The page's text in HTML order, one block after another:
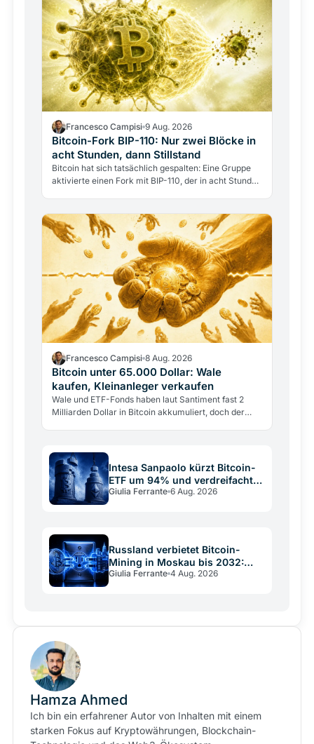
Francesco Campisi 9 Aug. 2026
Bitcoin-Fork BIP-110: Nur zwei Blöcke in
acht Stunden, dann Stillstand
Bitcoin hat sich tatsächlich gespalten: Eine Gruppe
aktivierte einen Fork mit BIP-110, der in acht Stunden
Francesco Campisi 8 Aug. 2026
Bitcoin unter 65.000 Dollar: Wale
kaufen, Kleinanleger verkaufen
Wale und ETF-Fonds haben laut Santiment fast 2
Milliarden Dollar in Bitcoin akkumuliert, doch der
Intesa Sanpaolo kürzt Bitcoin-
ETF um 94% und verdreifacht
Ethereum
Giulia Ferrante 6 Aug. 2026
Russland verbietet Bitcoin-
Mining in Moskau bis 2032:
Stromnetz vs. Krypto
Giulia Ferrante 4 Aug. 2026
Hamza Ahmed
Ich bin ein erfahrener Autor von Inhalten mit einem
starken Fokus auf Kryptowährungen, Blockchain-